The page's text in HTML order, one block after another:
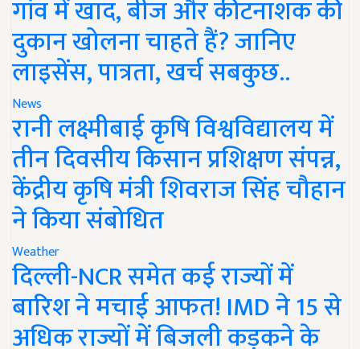
गांव में खाद, बीज और कीटनाशक की
दुकान खोलना चाहते हैं? जानिए
लाइसेंस, पात्रता, खर्च सबकुछ..
News
रानी लक्ष्मीबाई कृषि विश्वविद्यालय में
तीन दिवसीय किसान प्रशिक्षण संपन्न,
केंद्रीय कृषि मंत्री शिवराज सिंह चौहान
ने किया संबोधित
Weather
दिल्ली-NCR समेत कई राज्यों में
बारिश ने मचाई आफत! IMD ने 15 से
अधिक राज्यों में बिजली कड़कने के